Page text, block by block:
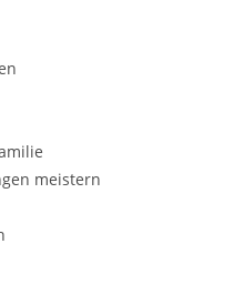
meistern